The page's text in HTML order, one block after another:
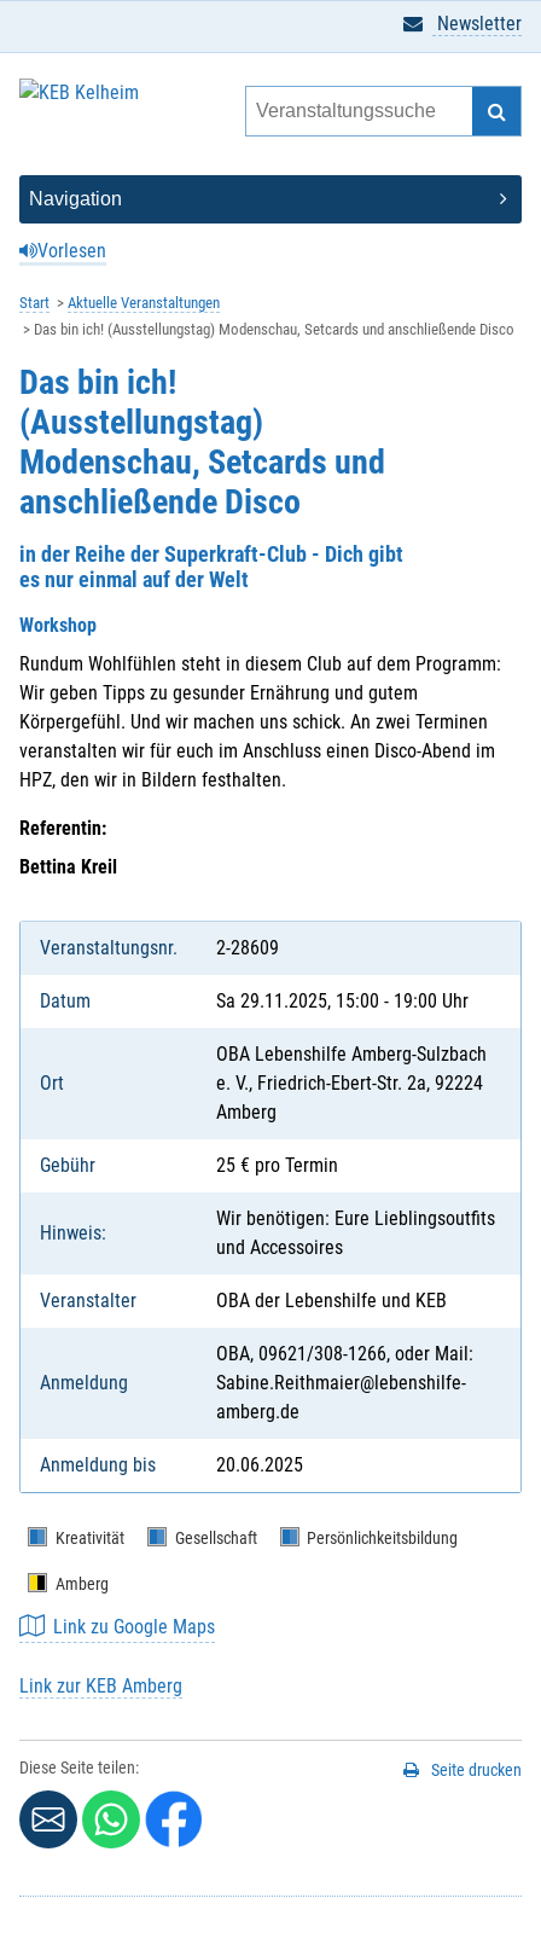
Vorlesen
Newsletter
Start
Aktuelle Veranstaltungen
Das bin ich! (Ausstellungstag) Modenschau, Setcards und anschließende Disco
Das bin ich!
(Ausstellungstag)
Modenschau, Setcards und
anschließende Disco
in der Reihe der Superkraft-Club - Dich gibt
es nur einmal auf der Welt
Workshop
Rundum Wohlfühlen steht in diesem Club auf dem Programm:
Wir geben Tipps zu gesunder Ernährung und gutem
Körpergefühl. Und wir machen uns schick. An zwei Terminen
veranstalten wir für euch im Anschluss einen Disco-Abend im
HPZ, den wir in Bildern festhalten.
Referentin:
Bettina Kreil
Veranstaltungsnr. 2-28609
Datum Sa 29.11.2025, 15:00 - 19:00 Uhr
Ort
OBA Lebenshilfe Amberg-Sulzbach
e. V., Friedrich-Ebert-Str. 2a, 92224
Amberg
Gebühr 25 € pro Termin
Hinweis:
Wir benötigen: Eure Lieblingsoutfits
und Accessoires
Veranstalter OBA der Lebenshilfe und KEB
Anmeldung
OBA, 09621/308-1266, oder Mail:
Sabine.Reithmaier@lebenshilfe-
amberg.de
Anmeldung bis 20.06.2025
Kreativität Gesellschaft Persönlichkeitsbildung
Amberg
Link zu Google Maps
Link zur KEB Amberg
Diese Seite teilen: Seite drucken